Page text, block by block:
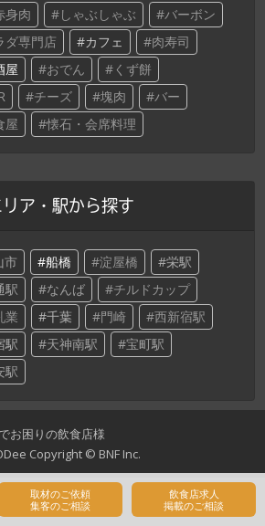
取材のご依頼
集客のご相談
飲食店求人
掲載のご相談
身肉 しゃぶしゃぶ
バーボン
ダ専門店 カフェ
肉寿司
屋 おでん
くず餅
チーズ 塊肉
バー
屋 懐石・会席料理
リア・駅から探す
市 船橋 淀屋橋
栄駅
駅 なんば
チルドカップ
業 千葉 門崎
西新宿駅
駅 天神南駅
宝町駅
駅
お困りの飲食店様
Copyright © BNF Inc.